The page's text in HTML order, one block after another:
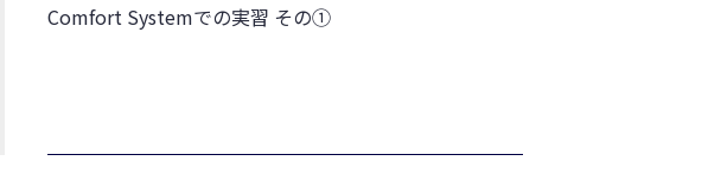
Comfort Systemでの実習 その①